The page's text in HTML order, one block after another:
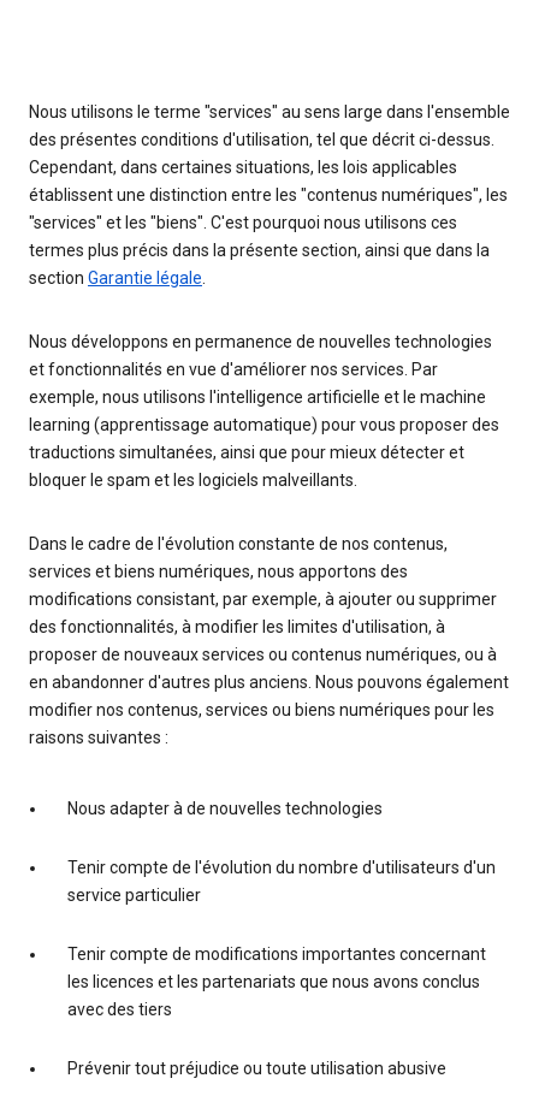
Nous utilisons le terme "services" au sens large dans l'ensemble
des présentes conditions d'utilisation, tel que décrit ci-dessus.
Cependant, dans certaines situations, les lois applicables
établissent une distinction entre les "contenus numériques", les
"services" et les "biens". C'est pourquoi nous utilisons ces
termes plus précis dans la présente section, ainsi que dans la
section Garantie légale
Nous développons en permanence de nouvelles technologies
et fonctionnalités en vue d'améliorer nos services. Par
exemple, nous utilisons l'intelligence artificielle et le machine
learning (apprentissage automatique) pour vous proposer des
traductions simultanées, ainsi que pour mieux détecter et
bloquer le spam et les logiciels malveillants.
Dans le cadre de l'évolution constante de nos contenus,
services et biens numériques, nous apportons des
modifications consistant, par exemple, à ajouter ou supprimer
des fonctionnalités, à modifier les limites d'utilisation, à
proposer de nouveaux services ou contenus numériques, ou à
en abandonner d'autres plus anciens. Nous pouvons également
modifier nos contenus, services ou biens numériques pour les
raisons suivantes :
Nous adapter à de nouvelles technologies
Tenir compte de l'évolution du nombre d'utilisateurs d'un
service particulier
Tenir compte de modifications importantes concernant
les licences et les partenariats que nous avons conclus
avec des tiers
Prévenir tout préjudice ou toute utilisation abusive